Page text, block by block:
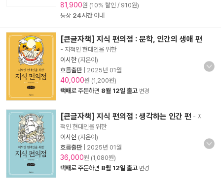
81,900원 (10% 할인 / 910원)
통상 24시간이내
[큰글자책] 지식 편의점 : 문학, 인간의 생애 편
- 지적인 현대인을 위한
이시한(지은이)
흐름출판| 2025년 01월
40,000원 (1,200원)
택배로 주문하면 8월 12일 출고 변경
[큰글자책] 지식 편의점 : 생각하는 인간 편 - 지
적인 현대인을 위한
이시한(지은이)
흐름출판| 2025년 01월
36,000원 (1,080원)
택배로 주문하면 8월 12일 출고 변경